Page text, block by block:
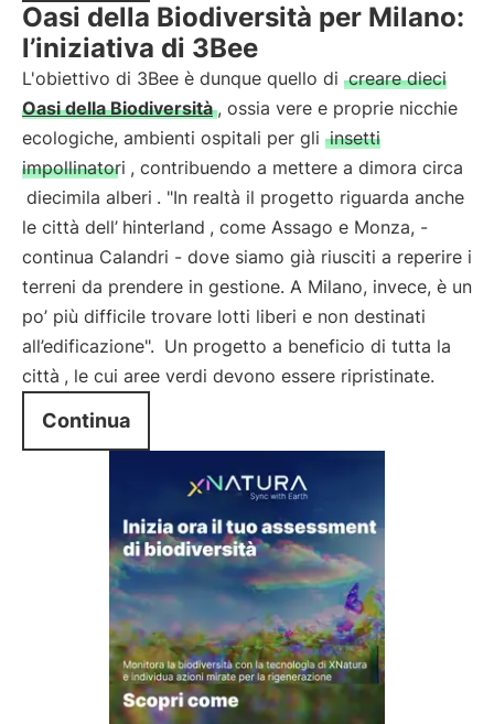
Oasi della Biodiversità per Milano:
l’iniziativa di 3Bee
L'obiettivo di 3Bee è dunque quello di creare dieci
Oasi della Biodiversità , ossia vere e proprie nicchie
ecologiche, ambienti ospitali per gli insetti
impollinatori , contribuendo a mettere a dimora circa
diecimila alberi . "In realtà il progetto riguarda anche
le città dell’ hinterland , come Assago e Monza, -
continua Calandri - dove siamo già riusciti a reperire i
terreni da prendere in gestione. A Milano, invece, è un
po’ più difficile trovare lotti liberi e non destinati
all’edificazione". Un progetto a beneficio di tutta la
città , le cui aree verdi devono essere ripristinate.
Continua